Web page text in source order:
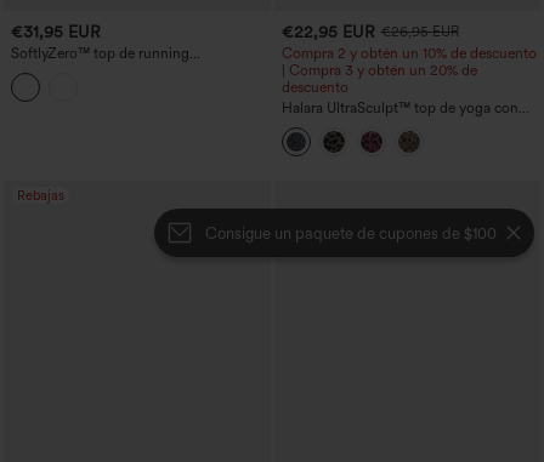
Consigue un paquete de cupones de $100
€31,95 EUR
SoftlyZero™ top de running
InstantCool, ligero y transpirable, con
escote en forma de corazón, tirantes
cruzados y sujetador integrado
€22,95 EUR €26,95 EUR
Compra 2 y obtén un 10% de descuento
| Compra 3 y obtén un 20% de
descuento
Halara UltraSculpt™ top de yoga con
estampado de leopardo, escote en U,
sujetador incorporado y dobladillo
cruzado
Rebajas